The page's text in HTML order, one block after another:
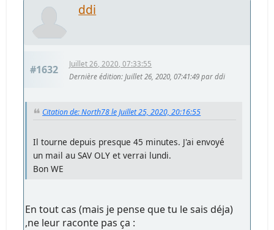
ddi
#1632
Juillet 26, 2020, 07:33:55
Dernière édition: Juillet 26, 2020, 07:41:49 par ddi
Citation de: North78 le Juillet 25, 2020, 20:16:55
Il tourne depuis presque 45 minutes. J'ai envoyé
un mail au SAV OLY et verrai lundi.
Bon WE
En tout cas (mais je pense que tu le sais déja)
,ne leur raconte pas ça :